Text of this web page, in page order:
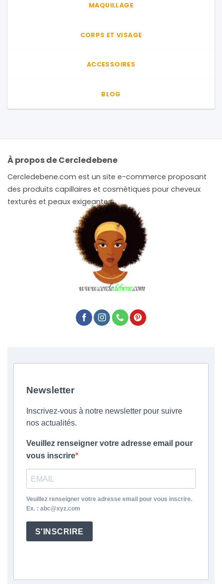
MAQUILLAGE
CORPS ET VISAGE
ACCESSOIRES
BLOG
À propos de Cercledebene
Cercledebene.com est un site e-commerce proposant
des produits capillaires et cosmétiques pour cheveux
texturés et peaux exigeantes.
Newsletter
Inscrivez-vous à notre newsletter pour suivre
nos actualités.
Veuillez renseigner votre adresse email pour
vous inscrire
Veuillez renseigner votre adresse email pour vous inscrire.
Ex. : abc@xyz.com
S'INSCRIRE